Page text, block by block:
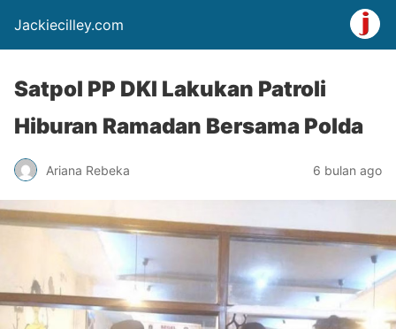
Jackiecilley.com
Satpol PP DKI Lakukan Patroli
Hiburan Ramadan Bersama Polda
Ariana Rebeka 6 bulan ago